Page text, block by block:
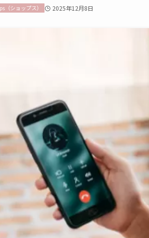
（ショップス） 2025年12月8日